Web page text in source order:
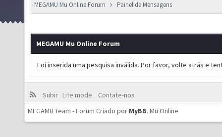
MEGAMU Mu Online Forum Painel de Mensagens
MEGAMU Mu Online Forum
Foi inserida uma pesquisa inválida. Por favor, volte atrás e
Subir Lite mode
Contate-nos
MEGAMU Team - Forum Criado por MyBB. Mu Online